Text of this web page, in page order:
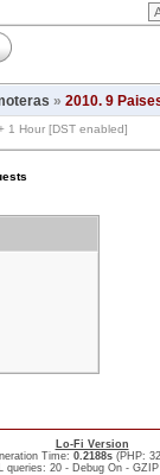
» 2010. 9
1 Hour [DST enabled]
Lo-Fi Version
Time: 0.2188s (PHP:
queries: 20 - Debug On -